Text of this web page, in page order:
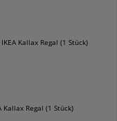
Kallax Regal (1 Stück)
Regal (1 Stück)